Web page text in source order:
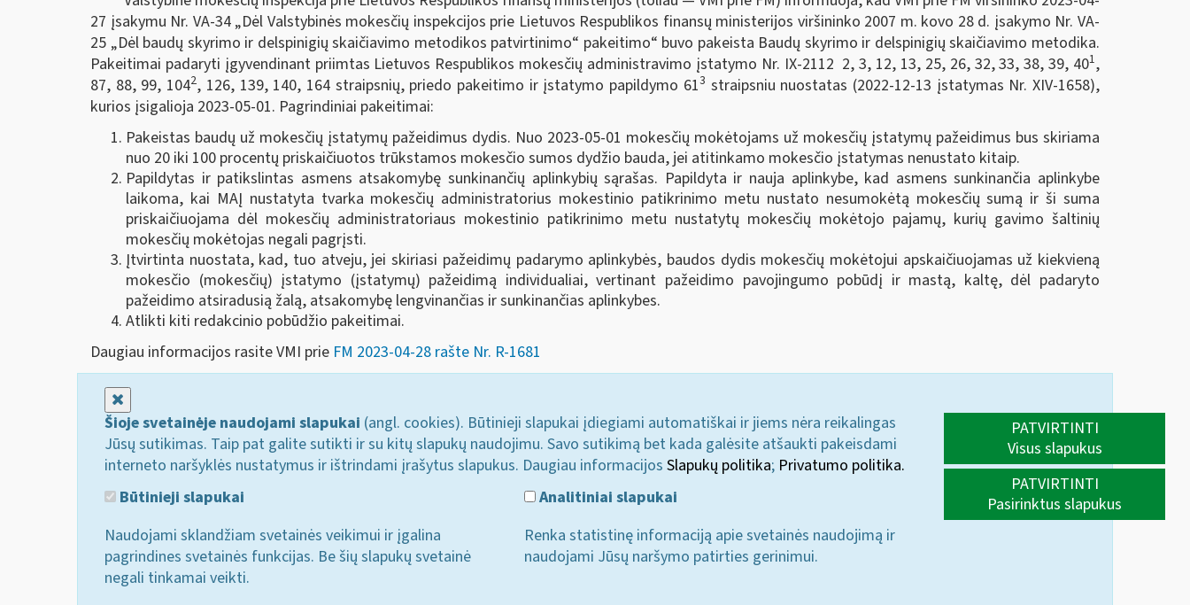
27 įsakymu Nr. VA-34 „Dėl Valstybinės mokesčių inspekcijos prie Lietuvos Respublikos finansų ministerijos viršininko 2007 m. kovo 28 d. įsakymo Nr. VA-
25 „Dėl baudų skyrimo ir delspinigių skaičiavimo metodikos patvirtinimo“ pakeitimo“ buvo pakeista Baudų skyrimo ir delspinigių skaičiavimo metodika.
Pakeitimai padaryti įgyvendinant priimtas Lietuvos Respublikos mokesčių administravimo įstatymo Nr. IX-2112 2, 3, 12, 13, 25, 26, 32, 33, 38, 39, 401,
87, 88, 99, 1042, 126, 139, 140, 164 straipsnių, priedo pakeitimo ir įstatymo papildymo 613 straipsniu nuostatas (2022-12-13 įstatymas Nr. XIV-1658),
kurios įsigalioja 2023-05-01. Pagrindiniai pakeitimai:
Pakeistas baudų už mokesčių įstatymų pažeidimus dydis. Nuo 2023-05-01 mokesčių mokėtojams už mokesčių įstatymų pažeidimus bus skiriama
nuo 20 iki 100 procentų priskaičiuotos trūkstamos mokesčio sumos dydžio bauda, jei atitinkamo mokesčio įstatymas nenustato kitaip.
Papildytas ir patikslintas asmens atsakomybę sunkinančių aplinkybių sąrašas. Papildyta ir nauja aplinkybe, kad asmens sunkinančia aplinkybe
laikoma, kai MAĮ nustatyta tvarka mokesčių administratorius mokestinio patikrinimo metu nustato nesumokėtą mokesčių sumą ir ši suma
priskaičiuojama dėl mokesčių administratoriaus mokestinio patikrinimo metu nustatytų mokesčių mokėtojo pajamų, kurių gavimo šaltinių
mokesčių mokėtojas negali pagrįsti.
Įtvirtinta nuostata, kad, tuo atveju, jei skiriasi pažeidimų padarymo aplinkybės, baudos dydis mokesčių mokėtojui apskaičiuojamas už kiekvieną
mokesčio (mokesčių) įstatymo (įstatymų) pažeidimą individualiai, vertinant pažeidimo pavojingumo pobūdį ir mastą, kaltę, dėl padaryto
pažeidimo atsiradusią žalą, atsakomybę lengvinančias ir sunkinančias aplinkybes.
Atlikti kiti redakcinio pobūdžio pakeitimai.
Daugiau informacijos rasite VMI prie FM 2023-04-28 rašte Nr. R-1681
Šioje svetainėje naudojami slapukai (angl. cookies). Būtinieji slapukai įdiegiami automatiškai ir jiems nėra reikalingas
Jūsų sutikimas. Taip pat galite sutikti ir su kitų slapukų naudojimu. Savo sutikimą bet kada galėsite atšaukti pakeisdami
interneto naršyklės nustatymus ir ištrindami įrašytus slapukus. Daugiau informacijos Slapukų politika; Privatumo politika.
Būtinieji slapukai
Naudojami sklandžiam svetainės veikimui ir įgalina
pagrindines svetainės funkcijas. Be šių slapukų svetainė
negali tinkamai veikti.
Analitiniai slapukai
Renka statistinę informaciją apie svetainės naudojimą ir
naudojami Jūsų naršymo patirties gerinimui.
PATVIRTINTI
Visus slapukus
PATVIRTINTI
Pasirinktus slapukus